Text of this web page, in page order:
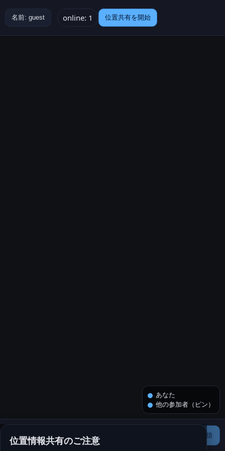
名前: guest online: 1 位置共有を開始
あなた
他の参加者（ピン）
送信
位置情報共有のご注意